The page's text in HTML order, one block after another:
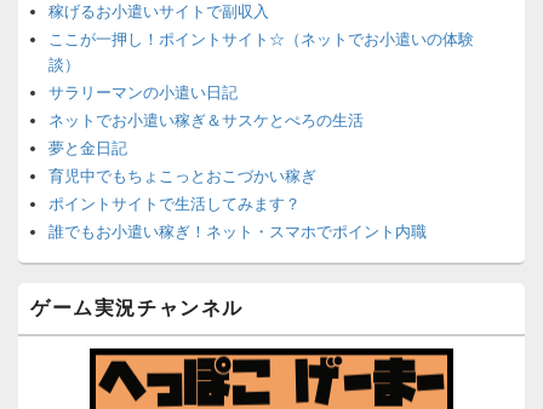
稼げるお小遣いサイトで副収入
ここが一押し！ポイントサイト☆（ネットでお小遣いの体験
談）
サラリーマンの小遣い日記
ネットでお小遣い稼ぎ＆サスケとぺろの生活
夢と金日記
育児中でもちょこっとおこづかい稼ぎ
ポイントサイトで生活してみます？
誰でもお小遣い稼ぎ！ネット・スマホでポイント内職
ネットで簡単にお小遣い稼ぎ☆安心・安全・リスクなし☆
ポイントがお金に！？-空いた時間でちょい稼ぎ-
在宅deお小遣い！～小銭だって集めれば諭吉になる～
ネット収入攻略ナビ
ポイントサイトは安全？危険？お小遣い稼ぎサイトの使い方ガ
ゲーム実況チャンネル